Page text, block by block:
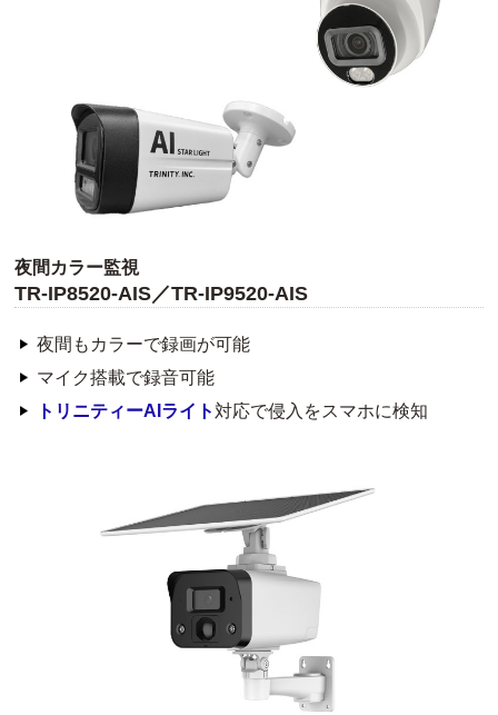
夜間カラー監視
TR-IP8520-AIS／TR-IP9520-AIS
夜間もカラーで録画が可能
マイク搭載で録音可能
トリニティーAIライト 対応で侵入をスマホに検知